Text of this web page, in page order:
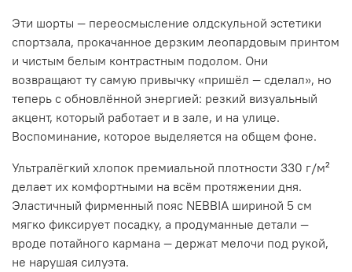
Эти шорты — переосмысление олдскульной эстетики
спортзала, прокачанное дерзким леопардовым принтом
и чистым белым контрастным подолом. Они
возвращают ту самую привычку «пришёл — сделал», но
теперь с обновлённой энергией: резкий визуальный
акцент, который работает и в зале, и на улице.
Воспоминание, которое выделяется на общем фоне.
Ультралёгкий хлопок премиальной плотности 330 г/м²
делает их комфортными на всём протяжении дня.
Эластичный фирменный пояс NEBBIA шириной 5 см
мягко фиксирует посадку, а продуманные детали —
вроде потайного кармана — держат мелочи под рукой,
не нарушая силуэта.